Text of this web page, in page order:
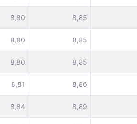
8,80 8,85
8,80 8,85
8,80 8,85
8,81 8,86
8,84 8,89